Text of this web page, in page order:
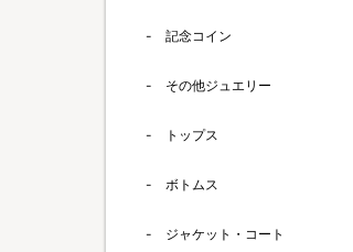
記念コイン
その他ジュエリー
トップス
ボトムス
ジャケット・コート